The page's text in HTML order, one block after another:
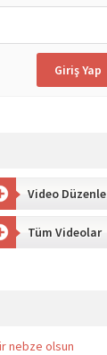
Video Düzenle
Tüm Videolar
nebze olsun